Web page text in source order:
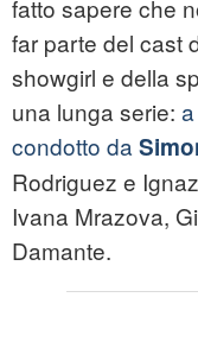
fatto sapere che
far parte del cast
showgirl e della
una lunga serie:
condotto da
Rodriguez e
Ivana Mrazova,
Damante.